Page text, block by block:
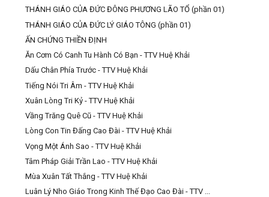
THÁNH GIÁO CỦA ĐỨC ĐÔNG PHƯƠNG LÃO TỔ (phần 01)
THÁNH GIÁO CỦA ĐỨC LÝ GIÁO TÔNG (phần 01)
ẤN CHỨNG THIỀN ĐỊNH
Ăn Cơm Có Canh Tu Hành Có Bạn - TTV Huệ Khải
Dấu Chân Phía Trước - TTV Huệ Khải
Tiếng Nói Tri Âm - TTV Huệ Khải
Xuân Lòng Tri Kỷ - TTV Huệ Khải
Vầng Trăng Quê Cũ - TTV Huệ Khải
Lòng Con Tin Đấng Cao Đài - TTV Huệ Khải
Vọng Một Ánh Sao - TTV Huệ Khải
Tâm Pháp Giải Trần Lao - TTV Huệ Khải
Mùa Xuân Tất Thắng - TTV Huệ Khải
Luân Lý Nho Giáo Trong Kinh Thế Đạo Cao Đài - TTV ...